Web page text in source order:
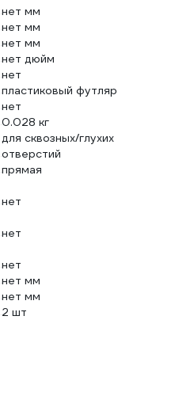
нет мм
нет мм
нет мм
нет дюйм
нет
пластиковый футляр
нет
0.028 кг
для сквозных/глухих
отверстий
прямая
нет
нет
нет
нет мм
нет мм
2 шт